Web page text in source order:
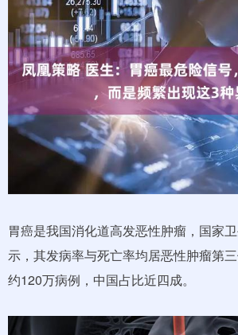
胃癌是我国消化道高发恶性肿瘤，国家
示，其发病率与死亡率均居恶性肿瘤第
约120万病例，中国占比近四成。